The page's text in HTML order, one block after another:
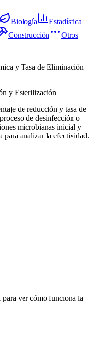
Biología
Estadística
Construcción Otros
y Tasa de Eliminación
y Esterilización
de reducción y tasa de
de desinfección o
microbianas inicial y
para analizar la efectividad.
para ver cómo funciona la